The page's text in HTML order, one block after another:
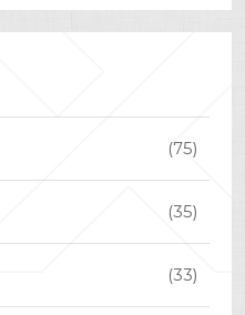
(75)
(35)
(33)